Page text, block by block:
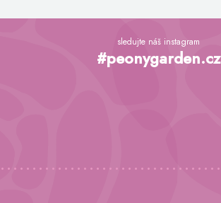
Z
sledujte náš instagram
#peonygarden.cz